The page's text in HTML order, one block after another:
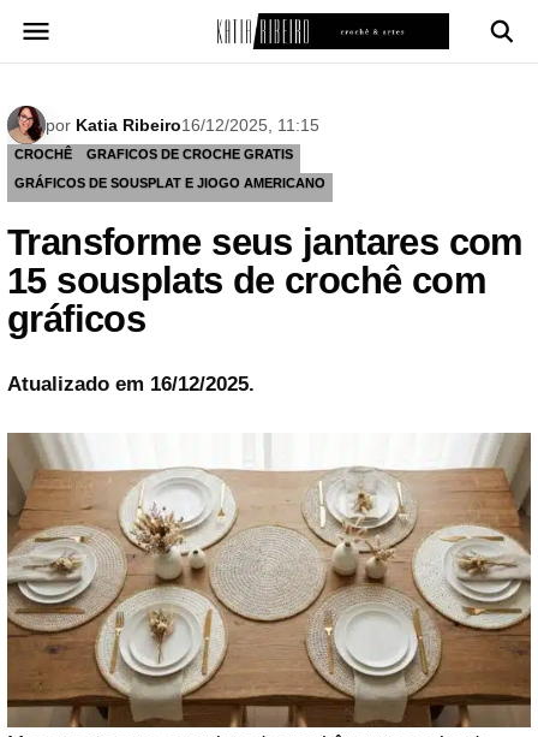
para
por Katia Ribeiro16/12/2025, 11:15
CROCHÊ
GRAFICOS DE CROCHE GRATIS
GRÁFICOS DE SOUSPLAT E JIOGO AMERICANO
Transforme seus jantares com
15 sousplats de crochê com
gráficos
Atualizado em 16/12/2025.